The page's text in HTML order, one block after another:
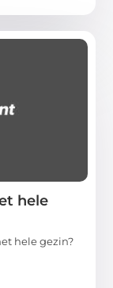
hele
hele gezin?